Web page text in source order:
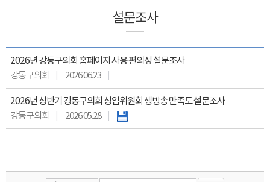
설문조사
2026년 강동구의회 홈페이지 사용 편의성 설문조사
강동구의회
2026.06.23
2026년 상반기 강동구의회 상임위원회 생방송 만족도 설문조사
강동구의회
2026.05.28